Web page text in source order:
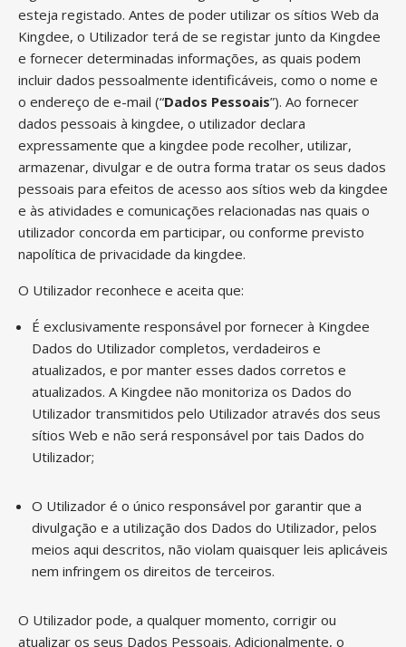
esteja registado. Antes de poder utilizar os sítios Web da
Kingdee, o Utilizador terá de se registar junto da Kingdee
e fornecer determinadas informações, as quais podem
incluir dados pessoalmente identificáveis, como o nome e
o endereço de e-mail (“Dados Pessoais”). Ao fornecer
dados pessoais à kingdee, o utilizador declara
expressamente que a kingdee pode recolher, utilizar,
armazenar, divulgar e de outra forma tratar os seus dados
pessoais para efeitos de acesso aos sítios web da kingdee
e às atividades e comunicações relacionadas nas quais o
utilizador concorda em participar, ou conforme previsto
napolítica de privacidade da kingdee.
O Utilizador reconhece e aceita que:
É exclusivamente responsável por fornecer à Kingdee
Dados do Utilizador completos, verdadeiros e
atualizados, e por manter esses dados corretos e
atualizados. A Kingdee não monitoriza os Dados do
Utilizador transmitidos pelo Utilizador através dos seus
sítios Web e não será responsável por tais Dados do
Utilizador;
O Utilizador é o único responsável por garantir que a
divulgação e a utilização dos Dados do Utilizador, pelos
meios aqui descritos, não violam quaisquer leis aplicáveis
nem infringem os direitos de terceiros.
O Utilizador pode, a qualquer momento, corrigir ou
atualizar os seus Dados Pessoais. Adicionalmente, o